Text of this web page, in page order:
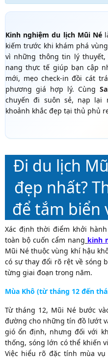
Kinh nghiệm du lịch Mũi Né
kiếm trước khi khám phá
vì những thông tin lý thuyết,
nang thực tế giúp bạn cập
mới, mẹo check-in đồi cát
phương giá hợp lý. Cùng
chuyến đi suôn sẻ, nạp
khoảnh khắc đẹp tại thủ phủ
Đi du lịch
đẹp nhất?
để tắm biển
Xác định thời điểm khởi
toàn bộ cuốn cẩm nang kinh
Mũi Né thuộc vùng khí hậu
có sự thay đổi rõ rệt về sóng
từng giai đoạn trong năm.
Mùa Khô (từ tháng 12 đến
Từ tháng 12, Mũi Né bước
đường cho những tín đồ lướt
gió ổn định, nhưng đối với
thống, sóng lớn có thể khiến
Việc hiểu rõ đặc tính mùa